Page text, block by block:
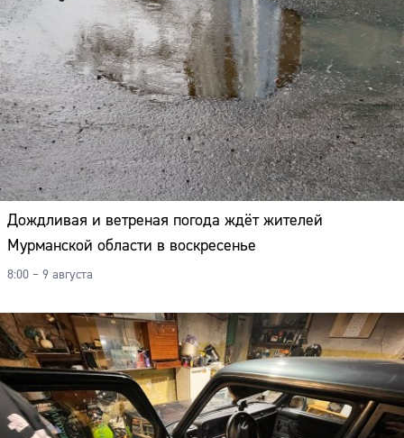
Дождливая и ветреная погода ждёт жителей
Мурманской области в воскресенье
8:00 – 9 августа